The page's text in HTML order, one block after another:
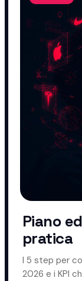
Piano
pratica
I 5 step per
2026 e i KPI